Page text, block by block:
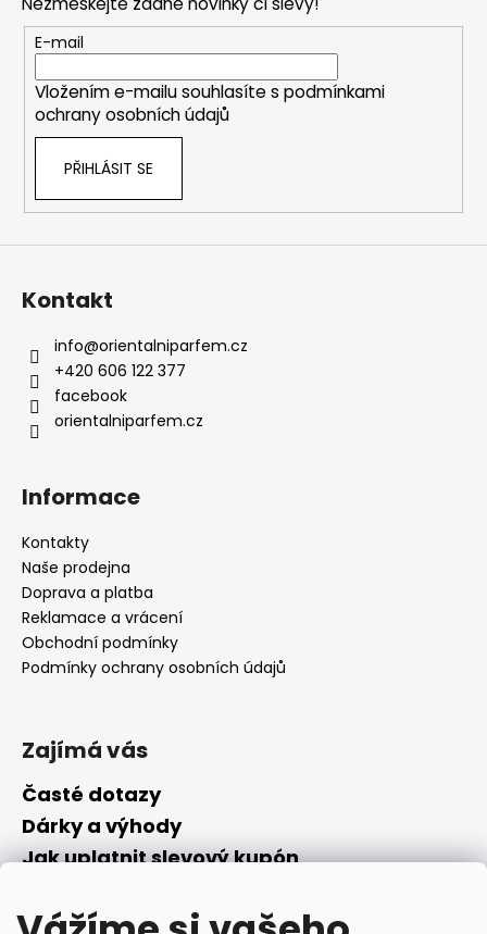
p
r
v
k
y
u
E-mail
Vložením e-mailu souhlasíte s podmínkami
ochrany osobních údajů
PŘIHLÁSIT SE
Kontakt
info@orientalniparfem.cz
+420 606 122 377
facebook
orientalniparfem.cz
Informace
Kontakty
Naše prodejna
Doprava a platba
Reklamace a vrácení
Obchodní podmínky
Podmínky ochrany osobních údajů
Zajímá vás
Časté dotazy
Dárky a výhody
Jak uplatnit slevový kupón
Převodník parfémů